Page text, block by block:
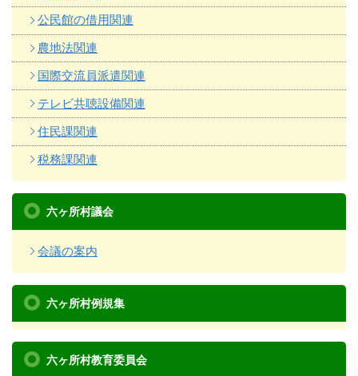
公民館の借用関連
農地法関連
国際交流員派遣関連
テレビ共聴設備関連
住民課関連
税務課関連
六ヶ所村議会
会議の案内
六ヶ所村例規集
六ヶ所村教育委員会